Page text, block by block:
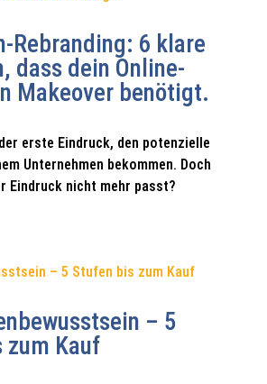
Rebranding: 6 klare
dass dein Online-
Makeover benötigt.
erste Eindruck, den potenzielle
Unternehmen bekommen. Doch
Eindruck nicht mehr passt?
– 5
zum Kauf